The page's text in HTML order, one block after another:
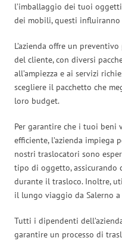
l’imballaggio dei tuoi
dei mobili, questi influiranno
L’azienda offre un
del cliente, con diversi
all’ampiezza e ai servizi
scegliere il pacchetto che
loro budget.
Per garantire che i tuoi beni
efficiente, l’azienda impiega
nostri traslocatori sono
tipo di oggetto, assicurando
durante il trasloco. Inoltre,
il lungo viaggio da Salerno a
Tutti i dipendenti
garantire un processo di